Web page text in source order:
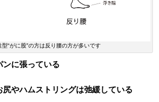
型“がに股”の方は反り腰の方が多いです
ンに張っている
尻やハムストリングは弛緩している